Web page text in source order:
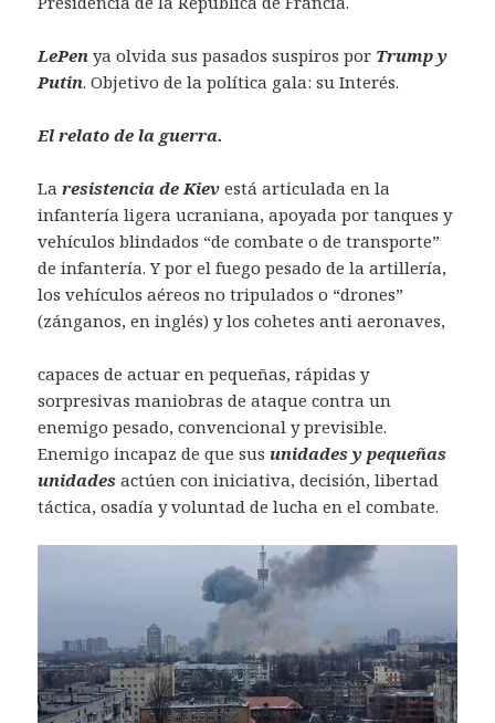
LePen ya olvida sus pasados suspiros por Trump y
Putin. Objetivo de la política gala: su Interés.
El relato de la guerra.
Laresistencia de Kiev está articulada en la
infantería ligera ucraniana, apoyada por tanques y
vehículos blindados “de combate o de transporte”
de infantería. Y por el fuego pesado de la artillería,
los vehículos aéreos no tripulados o “drones”
(zánganos, en inglés) y los cohetes anti aeronaves,
capaces de actuar en pequeñas, rápidas y
sorpresivas maniobras de ataque contra un
enemigo pesado, convencional y previsible.
Enemigo incapaz de que sus unidades y pequeñas
unidades actúen con iniciativa, decisión, libertad
táctica, osadía y voluntad de lucha en el combate.